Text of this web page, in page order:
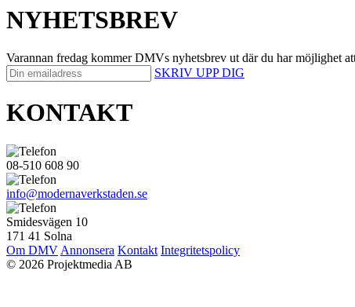
NYHETSBREV
Varannan fredag kommer DMVs nyhetsbrev ut där du har möjlighet
SKRIV UPP DIG
KONTAKT
08-510 608 90
info@modernaverkstaden.se
Smidesvägen 10
171 41 Solna
Om DMV Annonsera Kontakt Integritetspolicy
© 2026 Projektmedia AB